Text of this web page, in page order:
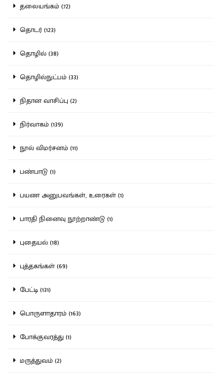
தலையங்கம் (72)
தொடர் (123)
தொழில் (38)
தொழில்நுட்பம் (33)
நிதான வாசிப்பு (2)
நிர்வாகம் (139)
நூல் விமர்சனம் (11)
பண்பாடு (1)
பயண அனுபவங்கள், உரைகள் (1)
பாரதி நினைவு நூற்றாண்டு (1)
புதையல் (18)
புத்தகங்கள் (69)
பேட்டி (131)
பொருளாதாரம் (163)
போக்குவரத்து (1)
மருத்துவம் (2)